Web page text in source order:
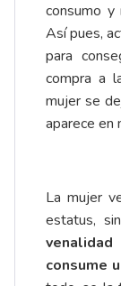
consumo
Así pues,
para
compra a
mujer se
aparece en
La mujer
estatus,
consume